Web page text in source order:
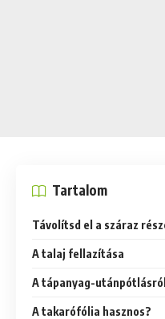
Tartalom
Távolítsd el a száraz
A talaj fellazítása
A tápanyag-
A takarófólia hasznos?